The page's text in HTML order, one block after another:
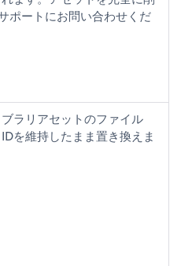
ポートにお問い合わせくだ
ラリアセットのファイル
を維持したまま置き換えま